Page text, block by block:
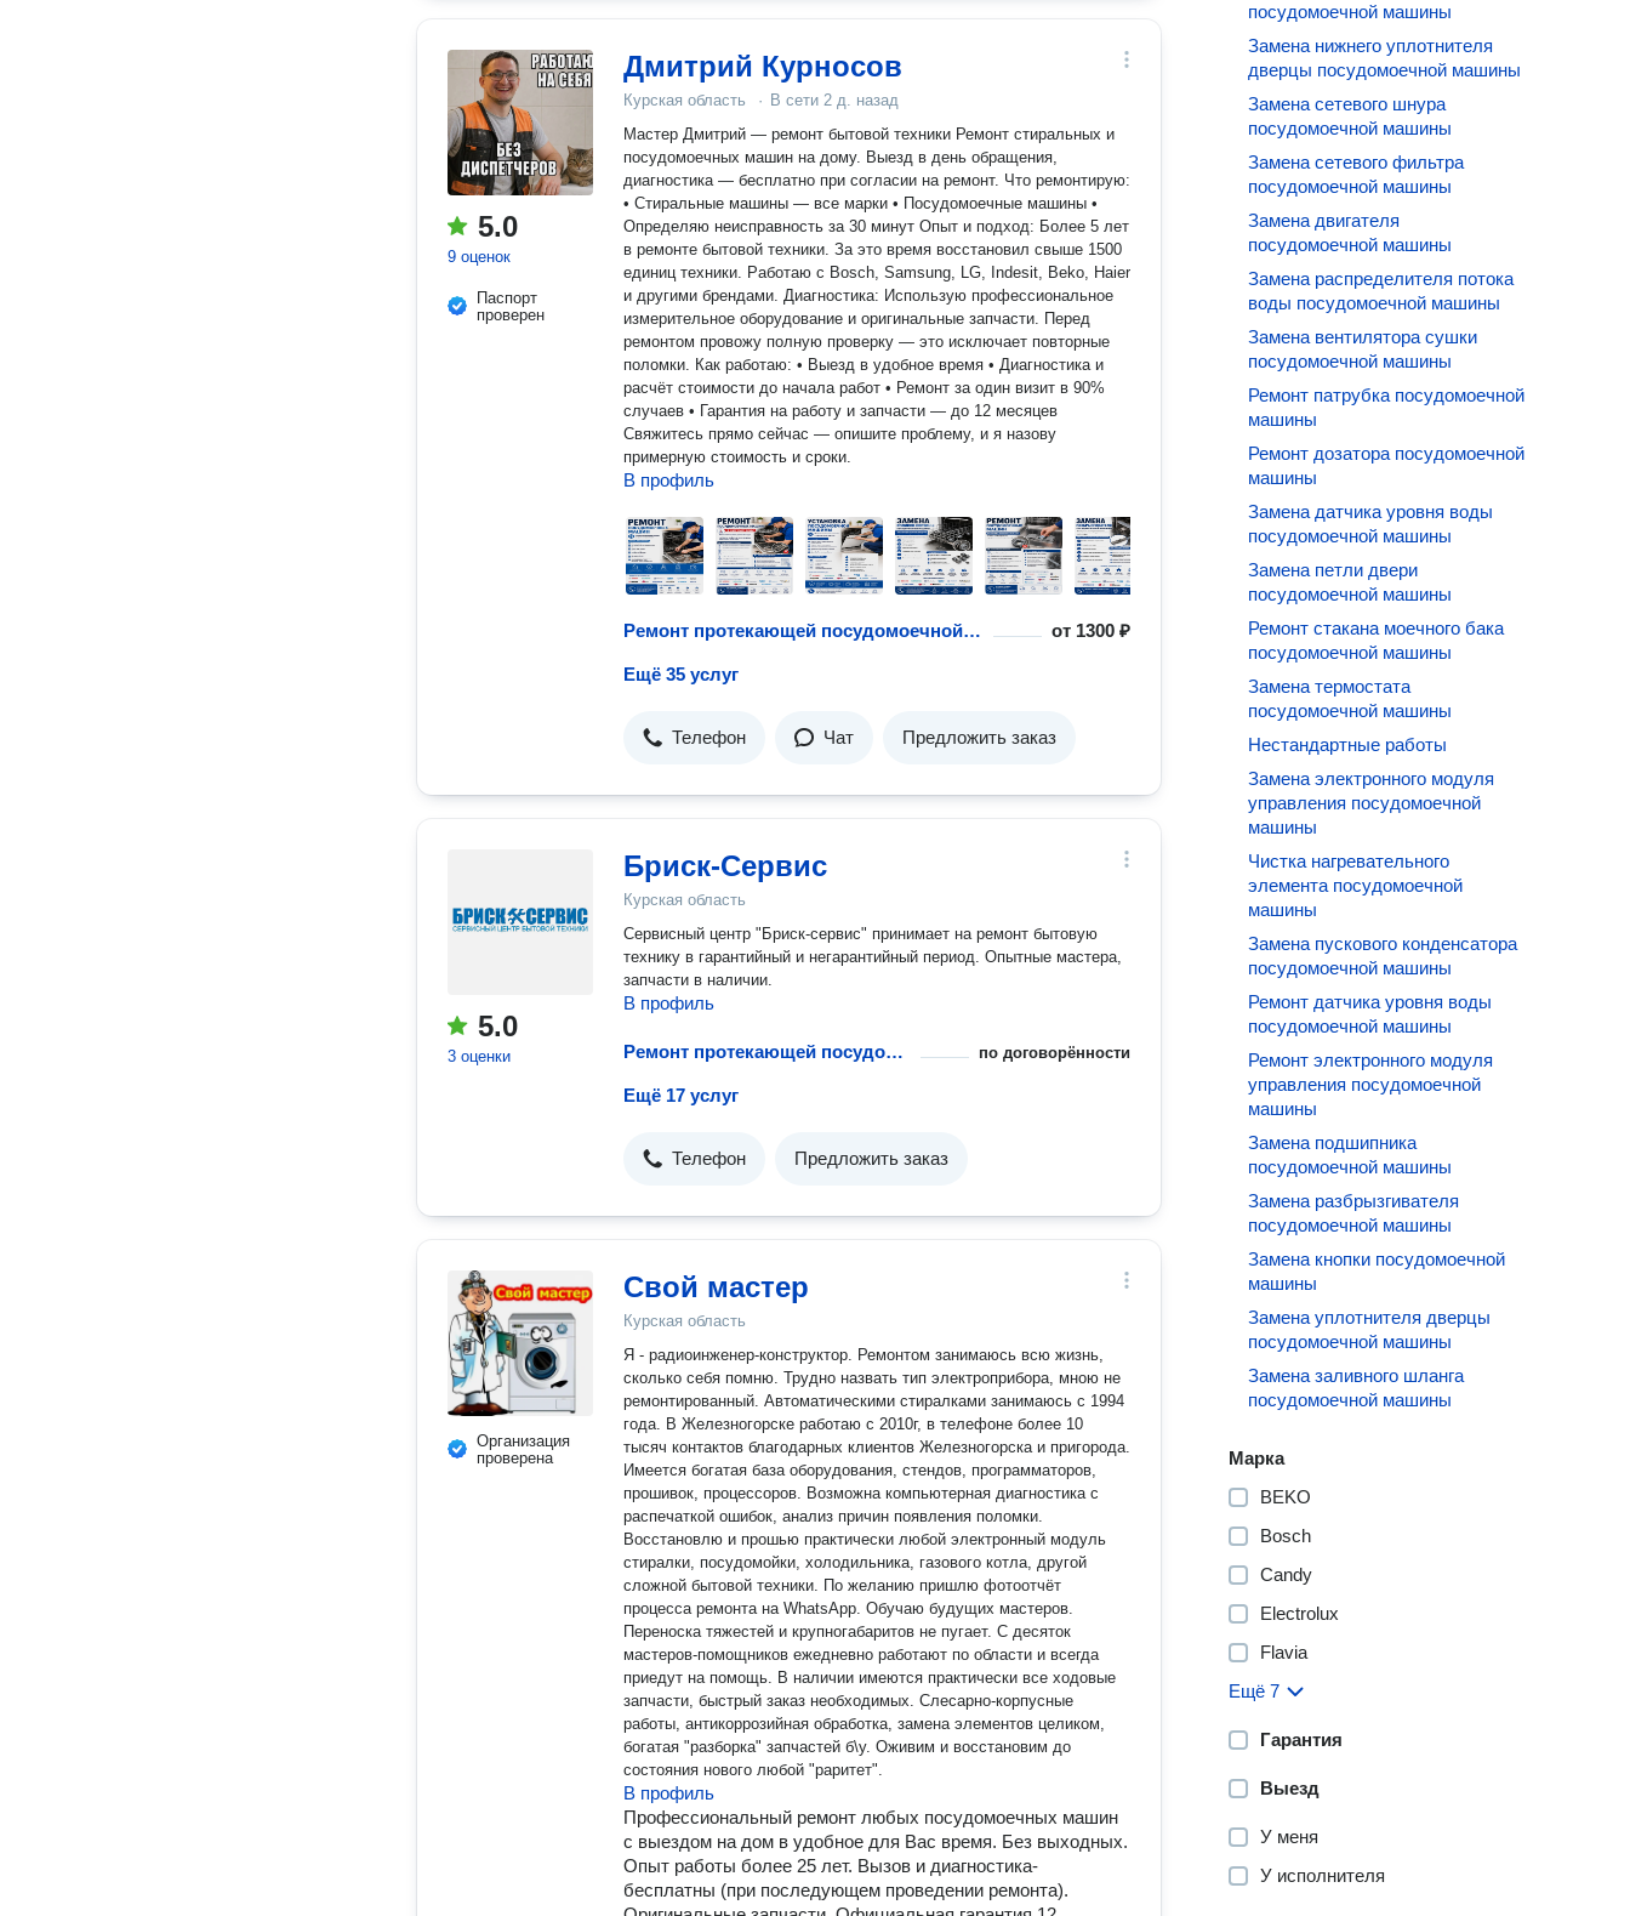
5.0
9 оценок
Паспорт
проверен
Дмитрий Курносов
Курская область · В сети 2 д. назад
Мастер Дмитрий — ремонт бытовой техники Ремонт стиральных и
посудомоечных машин на дому. Выезд в день обращения,
диагностика — бесплатно при согласии на ремонт. Что ремонтирую:
• Стиральные машины — все марки • Посудомоечные машины •
Определяю неисправность за 30 минут Опыт и подход: Более 5 лет
в ремонте бытовой техники. За это время восстановил свыше 1500
единиц техники. Работаю с Bosch, Samsung, LG, Indesit, Beko, Haier
и другими брендами. Диагностика: Использую профессиональное
измерительное оборудование и оригинальные запчасти. Перед
ремонтом провожу полную проверку — это исключает повторные
поломки. Как работаю: • Выезд в удобное время • Диагностика и
расчёт стоимости до начала работ • Ремонт за один визит в 90%
случаев • Гарантия на работу и запчасти — до 12 месяцев
Свяжитесь прямо сейчас — опишите проблему, и я назову
примерную стоимость и сроки.
В профиль
Ремонт протекающей посудомоечной машины от 1300 ₽
Ещё 35 услуг
Телефон Чат Предложить заказ
5.0
3 оценки
Бриск-Сервис
Курская область
Сервисный центр "Бриск-сервис" принимает на ремонт бытовую
технику в гарантийный и негарантийный период. Опытные мастера,
запчасти в наличии.
В профиль
Ремонт протекающей посудомоечной машины по договорённости
Ещё 17 услуг
Телефон Предложить заказ
Организация
проверена
Свой мастер
Курская область
Я - радиоинженер-конструктор. Ремонтом занимаюсь всю жизнь,
сколько себя помню. Трудно назвать тип электроприбора, мною не
ремонтированный. Автоматическими стиралками занимаюсь с 1994
года. В Железногорске работаю с 2010г, в телефоне более 10
тысяч контактов благодарных клиентов Железногорска и пригорода.
Имеется богатая база оборудования, стендов, программаторов,
прошивок, процессоров. Возможна компьютерная диагностика с
распечаткой ошибок, анализ причин появления поломки.
Восстановлю и прошью практически любой электронный модуль
стиралки, посудомойки, холодильника, газового котла, другой
сложной бытовой техники. По желанию пришлю фотоотчёт
процесса ремонта на WhatsApp. Обучаю будущих мастеров.
Переноска тяжестей и крупногабаритов не пугает. С десяток
мастеров-помощников ежедневно работают по области и всегда
приедут на помощь. В наличии имеются практически все ходовые
запчасти, быстрый заказ необходимых. Слесарно-корпусные
работы, антикоррозийная обработка, замена элементов целиком,
богатая "разборка" запчастей б\у. Оживим и восстановим до
состояния нового любой "раритет".
В профиль
Профессиональный ремонт любых посудомоечных машин
с выездом на дом в удобное для Вас время. Без выходных.
Опыт работы более 25 лет. Вызов и диагностика-
бесплатны (при последующем проведении ремонта).
посудомоечной машины
Замена нижнего уплотнителя
дверцы посудомоечной машины
Замена сетевого шнура
посудомоечной машины
Замена сетевого фильтра
посудомоечной машины
Замена двигателя
посудомоечной машины
Замена распределителя потока
воды посудомоечной машины
Замена вентилятора сушки
посудомоечной машины
Ремонт патрубка посудомоечной
машины
Ремонт дозатора посудомоечной
машины
Замена датчика уровня воды
посудомоечной машины
Замена петли двери
посудомоечной машины
Ремонт стакана моечного бака
посудомоечной машины
Замена термостата
посудомоечной машины
Нестандартные работы
Замена электронного модуля
управления посудомоечной
машины
Чистка нагревательного
элемента посудомоечной
машины
Замена пускового конденсатора
посудомоечной машины
Ремонт датчика уровня воды
посудомоечной машины
Ремонт электронного модуля
управления посудомоечной
машины
Замена подшипника
посудомоечной машины
Замена разбрызгивателя
посудомоечной машины
Замена кнопки посудомоечной
машины
Замена уплотнителя дверцы
посудомоечной машины
Замена заливного шланга
посудомоечной машины
Марка
BEKO
Bosch
Candy
Electrolux
Flavia
Ещё 7
Гарантия
Выезд
У меня
У исполнителя